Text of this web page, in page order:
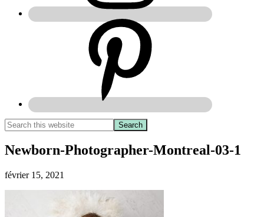
Newborn-Photographer-Montreal-03-1
février 15, 2021